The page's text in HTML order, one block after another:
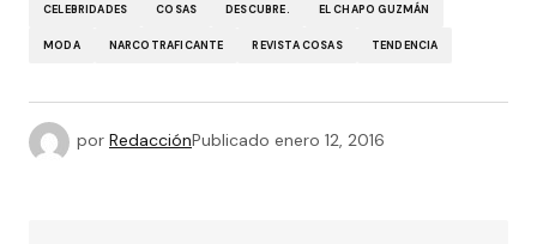
CELEBRIDADES COSAS DESCUBRE. EL CHAPO GUZMÁN
MODA NARCOTRAFICANTE REVISTA COSAS TENDENCIA
por RedacciónPublicado enero 12, 2016